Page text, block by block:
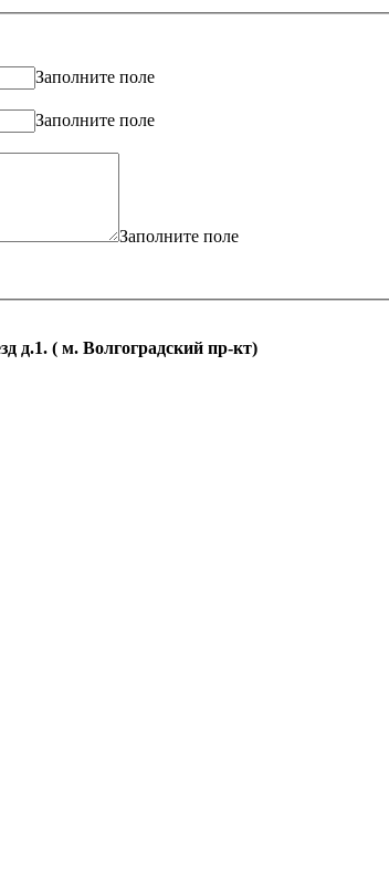
Заполните поле
Заполните поле
Заполните поле
д.1. ( м. Волгоградский пр-кт)